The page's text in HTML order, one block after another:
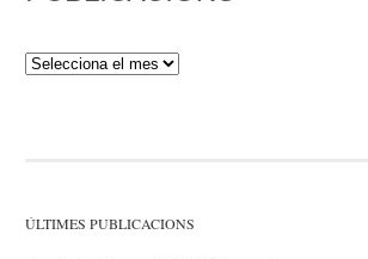
Publicacions
ÚLTIMES PUBLICACIONS